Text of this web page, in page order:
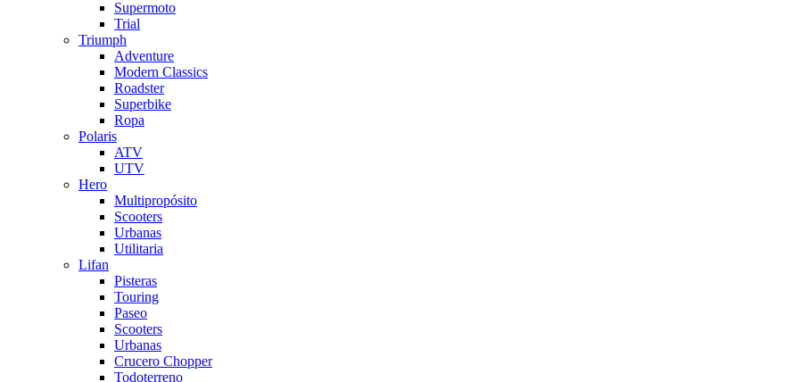
Supermoto
Trial
Triumph
Adventure
Modern Classics
Roadster
Superbike
Ropa
Polaris
ATV
UTV
Hero
Multipropósito
Scooters
Urbanas
Utilitaria
Lifan
Pisteras
Touring
Paseo
Scooters
Urbanas
Crucero Chopper
Todoterreno